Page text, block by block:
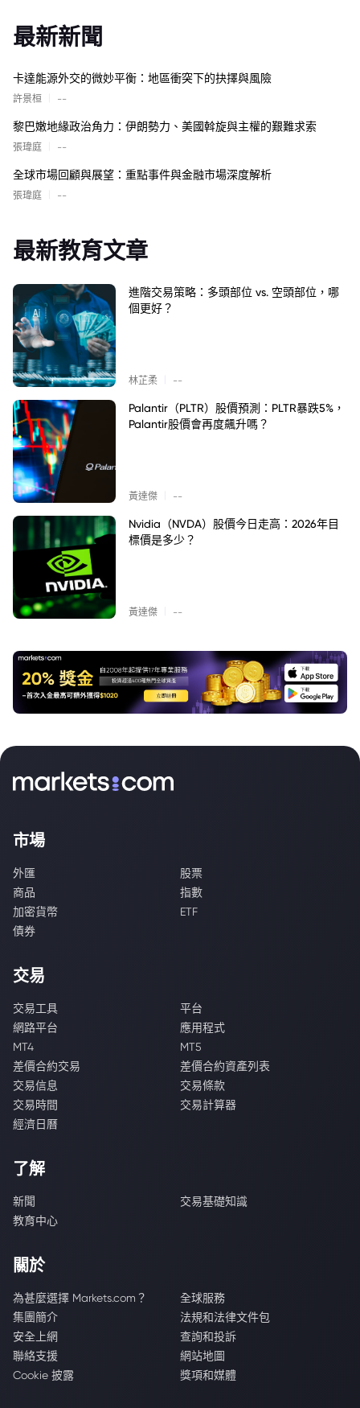
最新新聞
卡達能源外交的微妙平衡：地區衝突下的抉擇與風險
許景桓 --
黎巴嫩地緣政治角力：伊朗勢力、美國斡旋與主權的艱難求索
張瑋庭 --
全球市場回顧與展望：重點事件與金融市場深度解析
張瑋庭 --
最新教育文章
進階交易策略：多頭部位 vs. 空頭部位，哪
個更好？
林芷柔 --
Palantir（PLTR）股價預測：PLTR暴跌5%，
Palantir股價會再度飆升嗎？
黃達傑 --
Nvidia（NVDA）股價今日走高：2026年目
標價是多少？
黃達傑 --
市場
外匯
股票
商品
指數
加密貨幣
ETF
債券
交易
交易工具
平台
網路平台
應用程式
MT4
MT5
差價合約交易
差價合約資產列表
交易信息
交易條款
交易時間
交易計算器
經濟日曆
了解
新聞
交易基礎知識
教育中心
關於
為甚麼選擇 Markets.com？
全球服務
集團簡介
法規和法律文件包
安全上網
查詢和投訴
聯絡支援
網站地圖
Cookie 披露
獎項和媒體